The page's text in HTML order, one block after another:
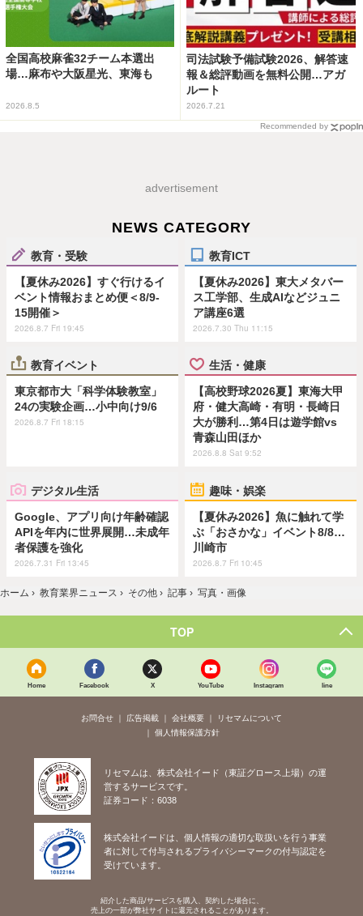
全国高校麻雀32チーム本選出
場…麻布や大阪星光、東海も
2026.8.5
司法試験予備試験2026、解答速
報＆総評動画を無料公開…アガ
ルート
2026.7.21
Recommended by
advertisement
NEWS CATEGORY
教育・受験
【夏休み2026】すぐ行けるイ
ベント情報おまとめ便＜8/9-
15開催＞
2026.8.7 Fri 19:45
教育ICT
【夏休み2026】東大メタバー
ス工学部、生成AIなどジュニ
ア講座6選
2026.7.30 Thu 11:15
教育イベント
東京都市大「科学体験教室」
24の実験企画…小中向け9/6
2026.8.7 Fri 18:15
生活・健康
【高校野球2026夏】東海大甲
府・健大高崎・有明・長崎日
大が勝利…第4日は遊学館vs
青森山田ほか
2026.8.8 Sat 9:52
デジタル生活
Google、アプリ向け年齢確認
APIを年内に世界展開…未成年
者保護を強化
2026.7.31 Fri 13:45
趣味・娯楽
【夏休み2026】魚に触れて学
ぶ「おさかな」イベント8/8…
川崎市
2026.8.7 Fri 10:45
ホーム › 教育業界ニュース › その他 › 記事 › 写真・画像
TOP
Home Facebook X YouTube Instagram line
お問合せ 広告掲載 会社概要
リセマムについて
個人情報保護方針
リセマムは、株式会社イード（東証グロース上場）の運
営するサービスです。
証券コード：6038
株式会社イードは、個人情報の適切な取扱いを行う事業
者に対して付与されるプライバシーマークの付与認定を
受けています。
紹介した商品/サービスを購入、契約した場合に、
売上の一部が弊社サイトに還元されることがあります。